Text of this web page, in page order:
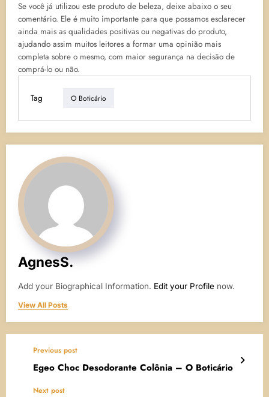
Se você já utilizou este produto de beleza, deixe abaixo o seu
comentário. Ele é muito importante para que possamos esclarecer
ainda mais as qualidades positivas ou negativas do produto,
ajudando assim muitos leitores a formar uma opinião mais
completa sobre o mesmo, com maior segurança na decisão de
comprá-lo ou não.
Tag O Boticário
AgnesS.
Add your Biographical Information. Edit your Profile now.
View All Posts
Previous post
Egeo Choc Desodorante Colônia – O Boticário
Next post